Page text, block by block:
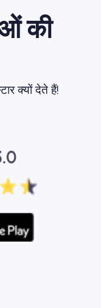
की
क्यों देते हैं!